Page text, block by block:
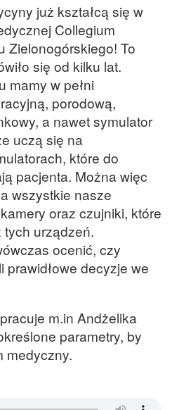
już kształcą się w
Collegium
Zielonogórskiego! To
się od kilku lat.
mamy w pełni
porodową,
a nawet symulator
uczą się na
które do
pacjenta. Można więc
wszystkie nasze
oraz czujniki, które
urządzeń.
ocenić, czy
prawidłowe decyzje we
m.in Andżelika
parametry, by
medyczny.